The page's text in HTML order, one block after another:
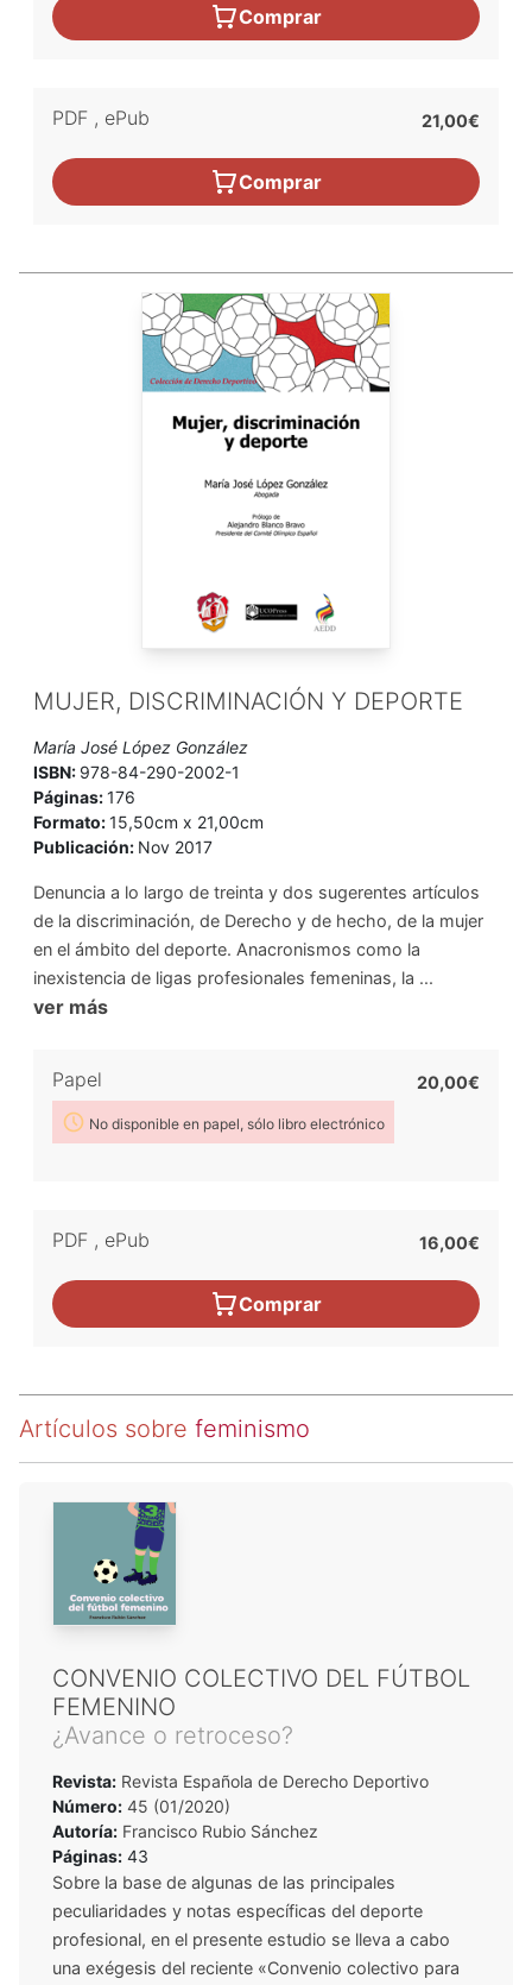
Comprar
PDF , ePub 21,00€
Comprar
MUJER, DISCRIMINACIÓN Y DEPORTE
María José López González
ISBN: 978-84-290-2002-1
Páginas:176
Formato:15,50cm x 21,00cm
Publicación: Nov 2017
Denuncia a lo largo de treinta y dos sugerentes artículos
de la discriminación, de Derecho y de hecho, de la mujer
en el ámbito del deporte. Anacronismos como la
inexistencia de ligas profesionales femeninas, la ...
ver más
Papel
No disponible en papel, sólo libro electrónico
20,00€
PDF , ePub 16,00€
Comprar
Artículos sobre feminismo
CONVENIO COLECTIVO DEL FÚTBOL
FEMENINO
¿Avance o retroceso?
Revista: Revista Española de Derecho Deportivo
Número: 45 (01/2020)
Autoría: Francisco Rubio Sánchez
Páginas: 43
Sobre la base de algunas de las principales
peculiaridades y notas específicas del deporte
profesional, en el presente estudio se lleva a cabo
una exégesis del reciente «Convenio colectivo para